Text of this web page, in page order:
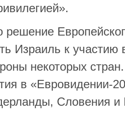
Израиль к участию
некоторых
в «Евровидении-
Словения и